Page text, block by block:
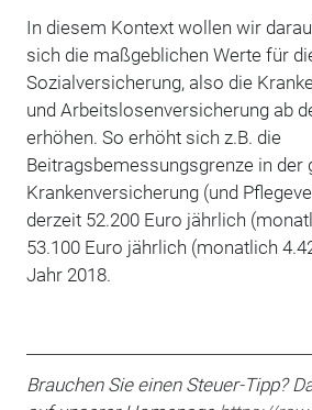
In diesem Kontext wollen wir
sich die maßgeblichen Werte für
Sozialversicherung, also die
und Arbeitslosenversicherung ab
erhöhen. So erhöht sich z.B. die
Beitragsbemessungsgrenze in der
Krankenversicherung (und
derzeit 52.200 Euro jährlich
53.100 Euro jährlich (monatlich
Jahr 2018.
Brauchen Sie einen Steuer-Tipp?